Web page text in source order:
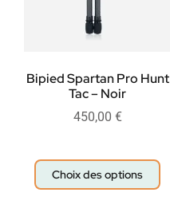
Bipied Spartan Pro Hunt
Tac – Noir
450,00 €
Choix des options